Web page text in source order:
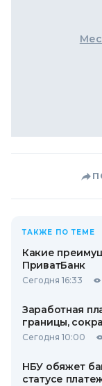
ТАКЖЕ ПО ТЕМЕ
Какие
ПриватБанк
Сегодня 16:33
Заработная
границы,
Сегодня 10:00
НБУ обяжет
статусе